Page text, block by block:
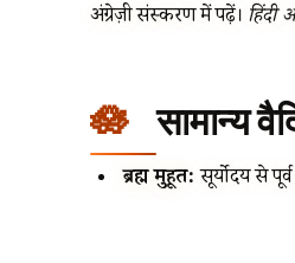
अंग्रेज़ी संस्करण में पढ़ें। हिंदी
सामान्य
ब्रह्म मुहूर्त:सूर्योदय से